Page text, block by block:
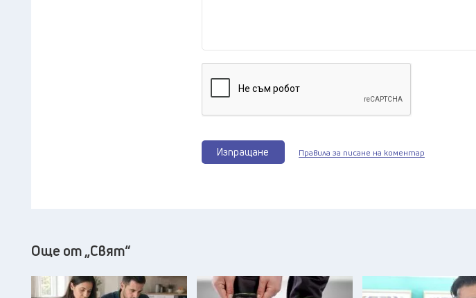
Изпращане Правила за писане на коментар
Още от „Свят“